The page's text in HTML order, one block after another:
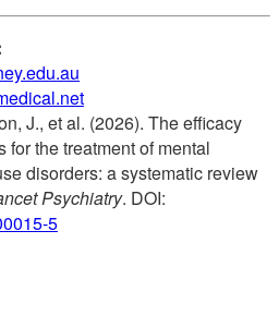
J., et al. (2026). The efficacy
the treatment of mental
disorders: a systematic review
Psychiatry. DOI:
5